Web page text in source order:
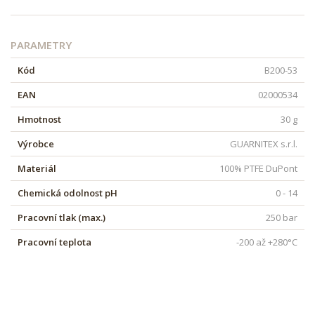
PARAMETRY
Kód
B200-53
EAN
02000534
Hmotnost
30 g
Výrobce
GUARNITEX s.r.l.
Materiál
100% PTFE DuPont
Chemická odolnost pH
0 - 14
Pracovní tlak (max.)
250 bar
Pracovní teplota
-200 až +280°C